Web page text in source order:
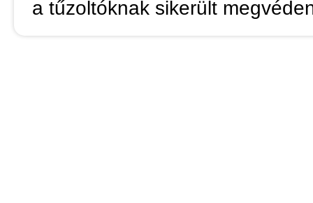
a tűzoltóknak sikerült